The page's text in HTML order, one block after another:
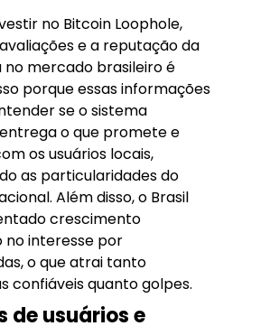
no Bitcoin Loophole,
e a reputação da
mercado brasileiro é
porque essas informações
se o sistema
o que promete e
os usuários locais,
as particularidades do
Além disso, o Brasil
crescimento
no interesse por
o que atrai tanto
confiáveis quanto golpes.
de usuários e